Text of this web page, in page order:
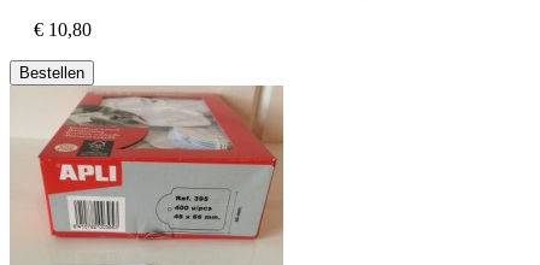
€ 10,80
Bestellen